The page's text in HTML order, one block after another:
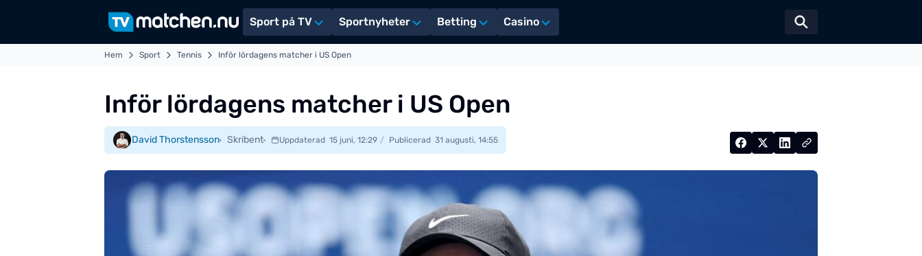
Sport på TV Sportnyheter Betting Casino Växla
Hem Sport Tennis Inför lördagens matcher i US Open
Inför lördagens matcher i US Open
David Thorstensson Skribent Uppdaterad 15 juni, 12:29 Publicerad 31 augusti, 14:55